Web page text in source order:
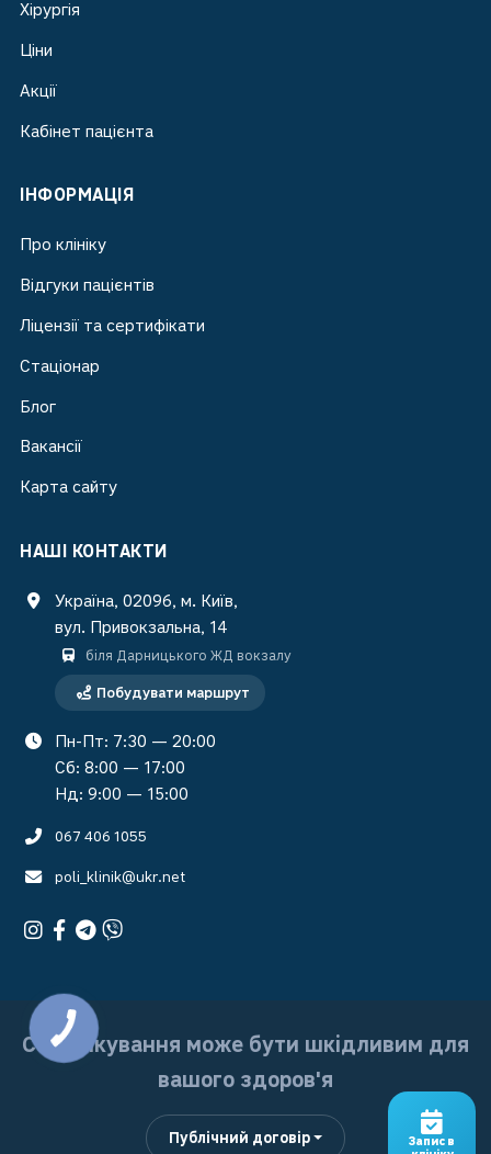
Хірургія
Ціни
Акції
Кабінет пацієнта
ІНФОРМАЦІЯ
Про клініку
Відгуки пацієнтів
Ліцензії та сертифікати
Стаціонар
Блог
Вакансії
Карта сайту
НАШІ КОНТАКТИ
Україна, 02096, м. Київ,
вул. Привокзальна, 14
біля Дарницького ЖД вокзалу
Побудувати маршрут
Пн-Пт: 7:30 — 20:00
Сб: 8:00 — 17:00
Нд: 9:00 — 15:00
067 406 1055
poli_klinik@ukr.net
Самолікування може бути шкідливим для
вашого здоров'я
Публічний договір
Запис в